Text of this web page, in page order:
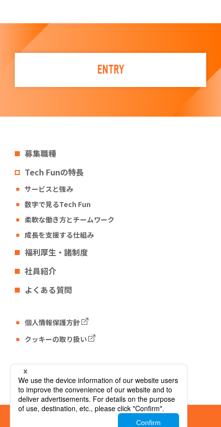
ENTRY
募集職種
Tech Funの特長
サービスと強み
数字で見るTech Fun
柔軟な働き方とチームワーク
成長を支援する仕組み
福利厚生・諸制度
社員紹介
よくある質問
個人情報保護方針
クッキーの取り扱い
Tech Fun コーポレートサイト